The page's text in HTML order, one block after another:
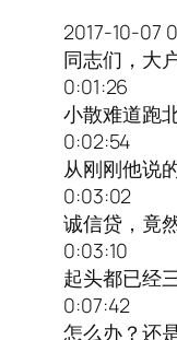
2017-10-07
同志们，大
0:01:26
小散难道跑
0:02:54
从刚刚他说
0:03:02
诚信贷，竟
0:03:10
起头都已经
0:07:42
怎么办？还